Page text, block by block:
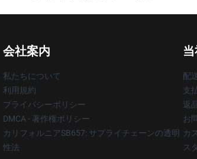
会社案内
私たちについて
利用規約
プライバシーポリシー
DMCA - 著作権ポリシー
カリフォルニアSB657: サプライチェーンの透明
性法
配
支
返
お
カ
ス